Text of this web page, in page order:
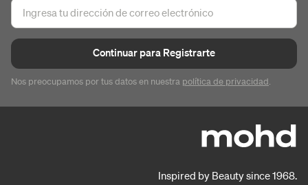
Continuar para Registrarte
Nos preocupamos por tus datos en nuestra política de privacidad.
Inspired by Beauty since 1968.